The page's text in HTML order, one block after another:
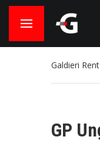
Galdieri Rent
GP